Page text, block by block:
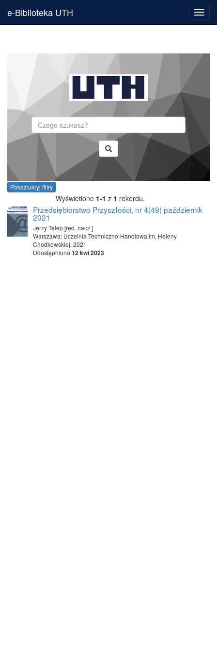
e-Biblioteka UTH
Pokaż/ukryj filtry
Wyświetlone 1-1 z 1 rekordu.
Przedsiębiorstwo Przyszłości, nr 4(49) październik
2021
Jerzy Telep [red. nacz.]
Warszawa: Uczelnia Techniczno-Handlowa im. Heleny
Chodkowskiej, 2021
Udostępniono 12 kwi 2023